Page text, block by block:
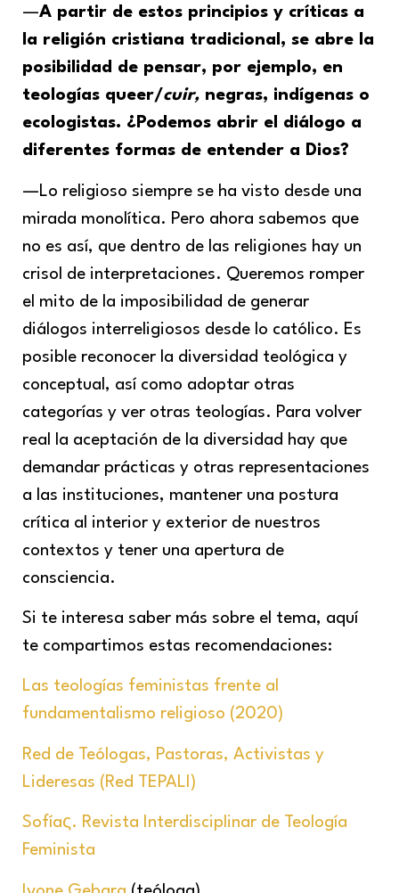
—A partir de estos principios y críticas a
la religión cristiana tradicional, se abre la
posibilidad de pensar, por ejemplo, en
teologías queer/cuir, negras, indígenas o
ecologistas. ¿Podemos abrir el diálogo a
diferentes formas de entender a Dios?
—Lo religioso siempre se ha visto desde una
mirada monolítica. Pero ahora sabemos que
no es así, que dentro de las religiones hay un
crisol de interpretaciones. Queremos romper
el mito de la imposibilidad de generar
diálogos interreligiosos desde lo católico. Es
posible reconocer la diversidad teológica y
conceptual, así como adoptar otras
categorías y ver otras teologías. Para volver
real la aceptación de la diversidad hay que
demandar prácticas y otras representaciones
a las instituciones, mantener una postura
crítica al interior y exterior de nuestros
contextos y tener una apertura de
consciencia.
Si te interesa saber más sobre el tema, aquí
te compartimos estas recomendaciones:
Las teologías feministas frente al
fundamentalismo religioso (2020)
Red de Teólogas, Pastoras, Activistas y
Lideresas (Red TEPALI)
Sofíaς. Revista Interdisciplinar de Teología
Feminista